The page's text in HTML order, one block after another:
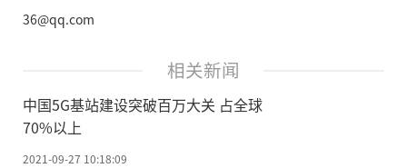
36@qq.com
相关新闻
中国5G基站建设突破百万大关 占全球
70%以上
2021-09-27 10:18:09